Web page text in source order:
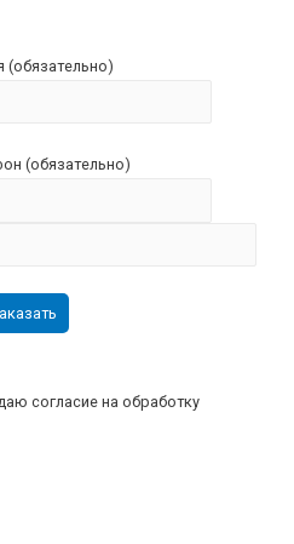
(обязательно)
(обязательно)
согласие на обработку